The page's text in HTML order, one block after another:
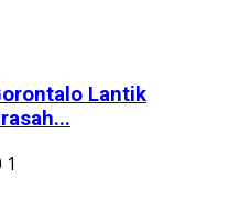
Lantik
1